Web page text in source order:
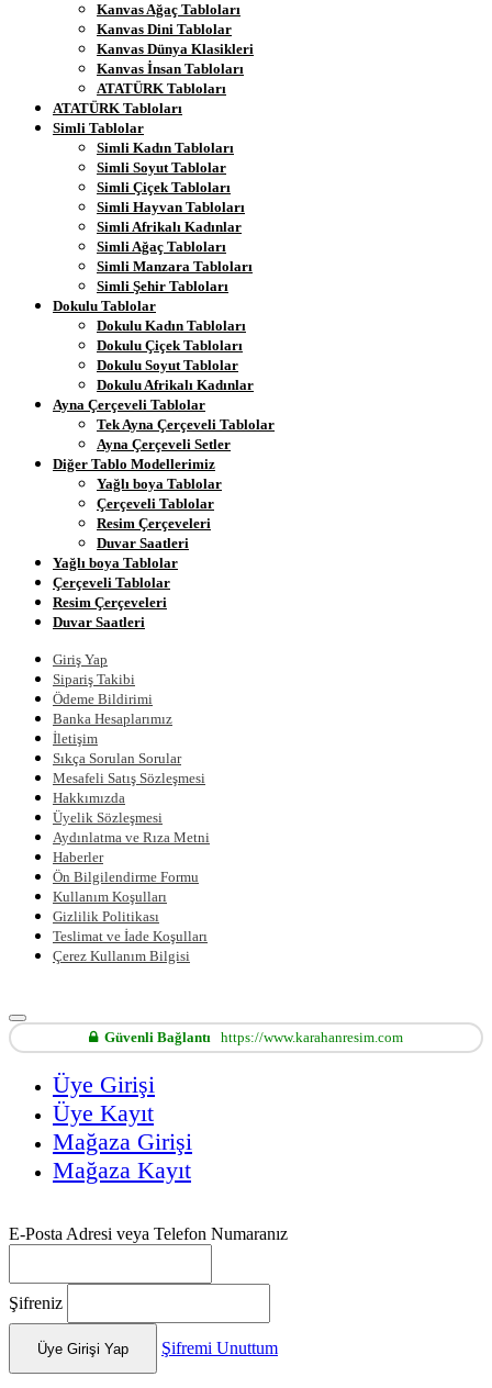
Kanvas Ağaç Tabloları
Kanvas Dini Tablolar
Kanvas Dünya Klasikleri
Kanvas İnsan Tabloları
ATATÜRK Tabloları
ATATÜRK Tabloları
Simli Tablolar
Simli Kadın Tabloları
Simli Soyut Tablolar
Simli Çiçek Tabloları
Simli Hayvan Tabloları
Simli Afrikalı Kadınlar
Simli Ağaç Tabloları
Simli Manzara Tabloları
Simli Şehir Tabloları
Dokulu Tablolar
Dokulu Kadın Tabloları
Dokulu Çiçek Tabloları
Dokulu Soyut Tablolar
Dokulu Afrikalı Kadınlar
Ayna Çerçeveli Tablolar
Tek Ayna Çerçeveli Tablolar
Ayna Çerçeveli Setler
Diğer Tablo Modellerimiz
Yağlı boya Tablolar
Çerçeveli Tablolar
Resim Çerçeveleri
Duvar Saatleri
Yağlı boya Tablolar
Çerçeveli Tablolar
Resim Çerçeveleri
Duvar Saatleri
Giriş Yap
Sipariş Takibi
Ödeme Bildirimi
Banka Hesaplarımız
İletişim
Sıkça Sorulan Sorular
Mesafeli Satış Sözleşmesi
Hakkımızda
Üyelik Sözleşmesi
Aydınlatma ve Rıza Metni
Haberler
Ön Bilgilendirme Formu
Kullanım Koşulları
Gizlilik Politikası
Teslimat ve İade Koşulları
Çerez Kullanım Bilgisi
Güvenli Bağlantı https://www.karahanresim.com
Üye Girişi
Üye Kayıt
Mağaza Girişi
Mağaza Kayıt
E-Posta Adresi veya Telefon Numaranız
Şifreniz
Üye Girişi Yap Şifremi Unuttum